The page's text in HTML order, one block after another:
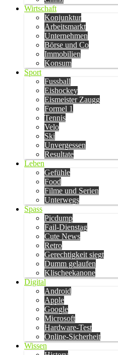
Wirtschaft
Konjunktur
Arbeitsmarkt
Unternehmen
Börse und Co
Immobilien
Konsum
Sport
Fussball
Eishockey
Eismeister Zaugg
Formel 1
Tennis
Velo
Ski
Unvergessen
Resultate
Leben
Gefühle
Food
Filme und Serien
Unterwegs
Spass
Picdump
Fail-Dienstag
Cute News
Retro
Gerechtigkeit siegt
Dumm gelaufen
Klischeekanone
Digital
Android
Apple
Google
Microsoft
Hardware-Test
Online-Sicherheit
Wissen